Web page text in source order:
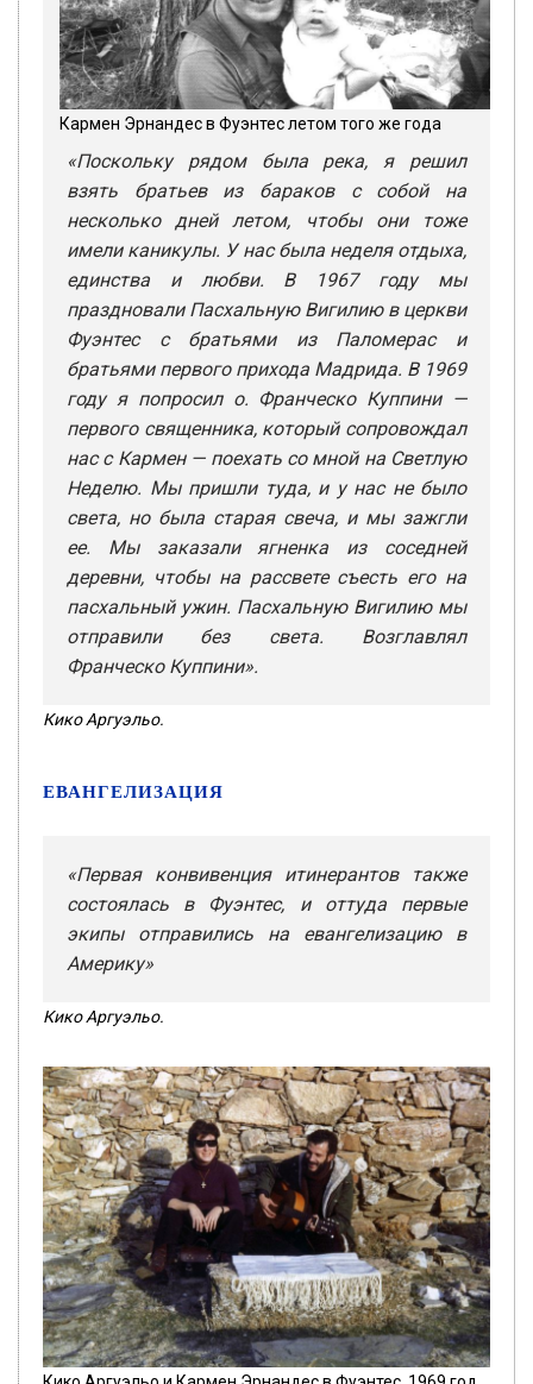
Кармен Эрнандес в Фуэнтес летом того же года
«Поскольку рядом была река, я решил
взять братьев из бараков с собой на
несколько дней летом, чтобы они тоже
имели каникулы. У нас была неделя отдыха,
единства и любви. В 1967 году мы
праздновали Пасхальную Вигилию в церкви
Фуэнтес с братьями из Паломерас и
братьями первого прихода Мадрида. В 1969
году я попросил о. Франческо Куппини —
первого священника, который сопровождал
нас с Кармен — поехать со мной на Светлую
Неделю. Мы пришли туда, и у нас не было
света, но была старая свеча, и мы зажгли
ее. Мы заказали ягненка из соседней
деревни, чтобы на рассвете съесть его на
пасхальный ужин. Пасхальную Вигилию мы
отправили без света. Возглавлял
Франческо Куппини».
Кико Аргуэльо.
ЕВАНГЕЛИЗАЦИЯ
«Первая конвивенция итинерантов также
состоялась в Фуэнтес, и оттуда первые
экипы отправились на евангелизацию в
Америку»
Кико Аргуэльо.